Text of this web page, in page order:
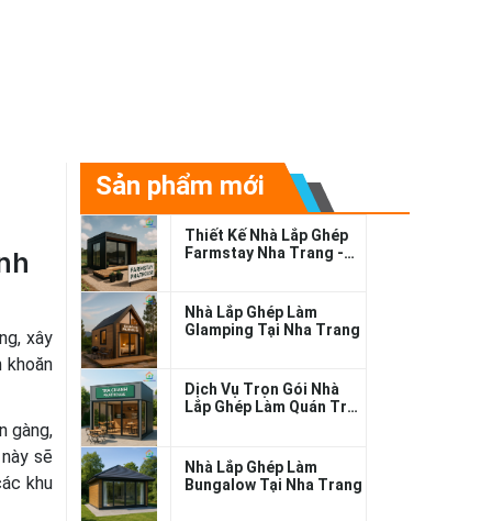
xây
khoăn
gàng,
sẽ
khu
Sản phẩm mới
Thiết Kế Nhà Lắp Ghép
Farmstay Nha Trang -
Nhà Lắp Ghép Làm
Glamping Tại Nha Trang
Dịch Vụ Trọn Gói Nhà
Lắp Ghép Làm Quán Trà
Nhà Lắp Ghép Làm
Bungalow Tại Nha Trang